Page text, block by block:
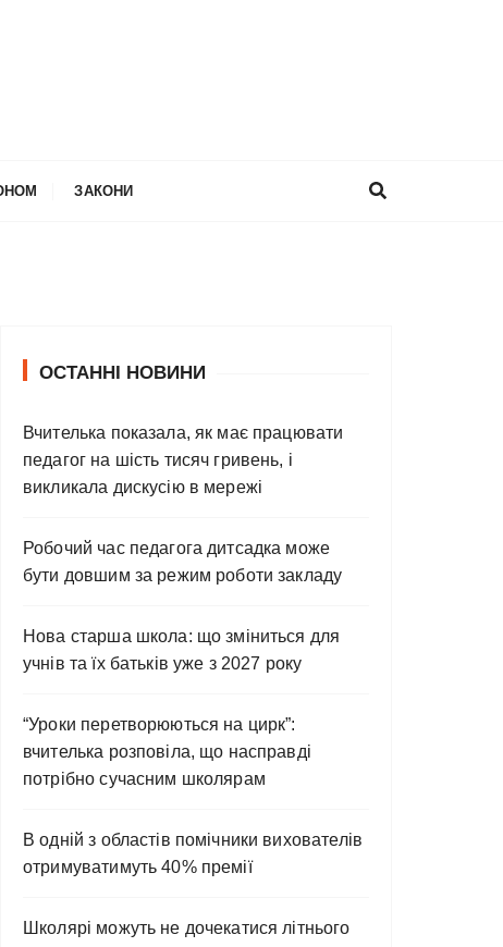
ЗАКОНИ
ОСТАННІ НОВИНИ
Вчителька показала, як має працювати
педагог на шість тисяч гривень, і
викликала дискусію в мережі
Робочий час педагога дитсадка може
бути довшим за режим роботи закладу
Нова старша школа: що зміниться для
учнів та їх батьків уже з 2027 року
“Уроки перетворюються на цирк”:
вчителька розповіла, що насправді
потрібно сучасним школярам
В одній з областів помічники вихователів
отримуватимуть 40% премії
Школярі можуть не дочекатися літнього